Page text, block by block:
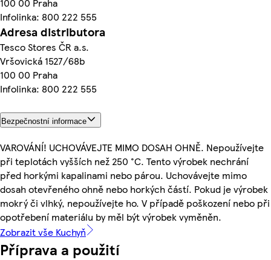
Infolinka: 800 222 555
Adresa distributora
Tesco Stores ČR a.s.
Vršovická 1527/68b
100 00 Praha
Infolinka: 800 222 555
Bezpečnostní informace
VAROVÁNÍ! UCHOVÁVEJTE MIMO DOSAH OHNĚ. Nepoužívejte
při teplotách vyšších než 250 °C. Tento výrobek nechrání
před horkými kapalinami nebo párou. Uchovávejte mimo
dosah otevřeného ohně nebo horkých částí. Pokud je výrobek
mokrý či vlhký, nepoužívejte ho. V případě poškození nebo při
opotřebení materiálu by měl být výrobek vyměněn.
Zobrazit vše Kuchyň
Příprava a použití